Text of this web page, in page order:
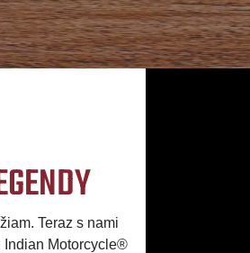
Teraz s nami
Indian Motorcycle®